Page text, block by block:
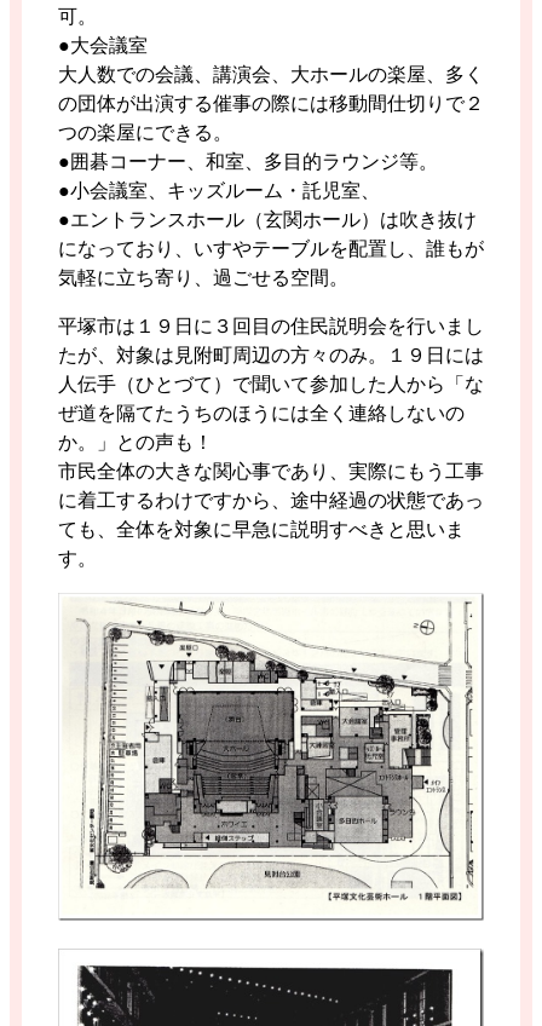
可。
●大会議室
大人数での会議、講演会、大ホールの楽屋、多く
の団体が出演する催事の際には移動間仕切りで２
つの楽屋にできる。
●囲碁コーナー、和室、多目的ラウンジ等。
●小会議室、キッズルーム・託児室、
●エントランスホール（玄関ホール）は吹き抜け
になっており、いすやテーブルを配置し、誰もが
気軽に立ち寄り、過ごせる空間。
平塚市は１９日に３回目の住民説明会を行いまし
たが、対象は見附町周辺の方々のみ。１９日には
人伝手（ひとづて）で聞いて参加した人から「な
ぜ道を隔てたうちのほうには全く連絡しないの
か。」との声も！
市民全体の大きな関心事であり、実際にもう工事
に着工するわけですから、途中経過の状態であっ
ても、全体を対象に早急に説明すべきと思いま
す。